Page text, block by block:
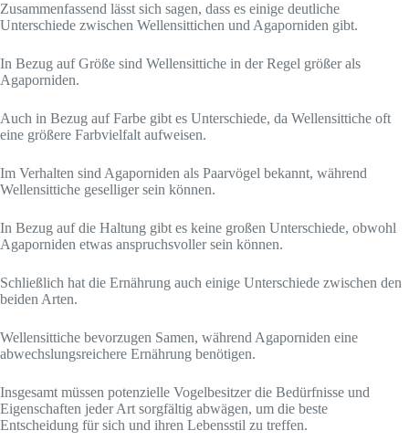
Zusammenfassend lässt sich sagen, dass es einige deutliche
Unterschiede zwischen Wellensittichen und Agaporniden gibt.
In Bezug auf Größe sind Wellensittiche in der Regel größer als
Agaporniden.
Auch in Bezug auf Farbe gibt es Unterschiede, da Wellensittiche oft
eine größere Farbvielfalt aufweisen.
Im Verhalten sind Agaporniden als Paarvögel bekannt, während
Wellensittiche geselliger sein können.
In Bezug auf die Haltung gibt es keine großen Unterschiede, obwohl
Agaporniden etwas anspruchsvoller sein können.
Schließlich hat die Ernährung auch einige Unterschiede zwischen den
beiden Arten.
Wellensittiche bevorzugen Samen, während Agaporniden eine
abwechslungsreichere Ernährung benötigen.
Insgesamt müssen potenzielle Vogelbesitzer die Bedürfnisse und
Eigenschaften jeder Art sorgfältig abwägen, um die beste
Entscheidung für sich und ihren Lebensstil zu treffen.